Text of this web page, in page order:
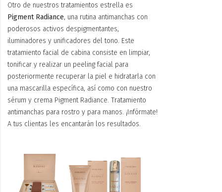
Otro de nuestros tratamientos estrella es
Pigment Radiance, una rutina antimanchas con
poderosos activos despigmentantes,
iluminadores y unificadores del tono. Este
tratamiento facial de cabina consiste en limpiar,
tonificar y realizar un peeling facial para
posteriormente recuperar la piel e hidratarla con
una mascarilla específica, así como con nuestro
sérum y crema Pigment Radiance. Tratamiento
antimanchas para rostro y para manos. ¡Infórmate!
A tus clientas les encantarán los resultados.